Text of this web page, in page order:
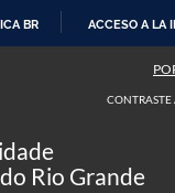
CONTENIDO
BR ACCESO A LA
CONTRASTE
Rio Grande